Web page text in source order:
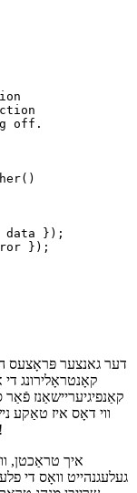
דער גאנצער פּראָצעס
קאָנטראָלירונג
קאַנפיגיעריישאַנז
ווי דאָס איז טאַקע
איך טראַכטן,
געלעגנהייט וואָס די
שרייַבן מנהג
באַדינונגס אַזוי אַז